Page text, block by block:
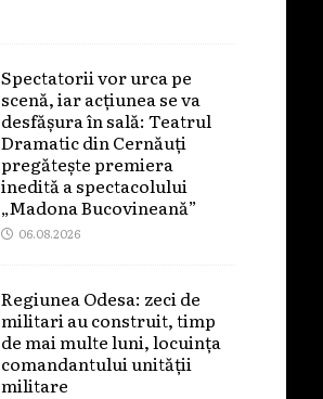
Spectatorii vor urca pe
scenă, iar acțiunea se va
desfășura în sală: Teatrul
Dramatic din Cernăuți
pregătește premiera
inedită a spectacolului
„Madona Bucovineană”
06.08.2026
Regiunea Odesa: zeci de
militari au construit, timp
de mai multe luni, locuința
comandantului unității
militare